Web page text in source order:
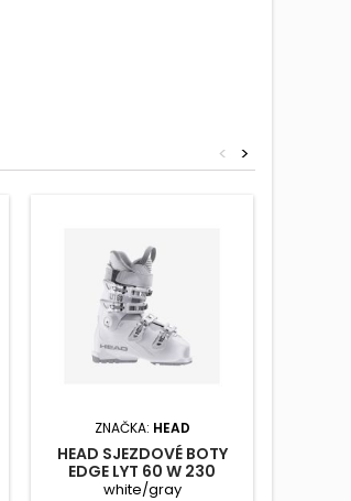
>
<
ZNAČKA: HEAD
HEAD SJEZDOVÉ BOTY
EDGE LYT 60 W 230
white/gray